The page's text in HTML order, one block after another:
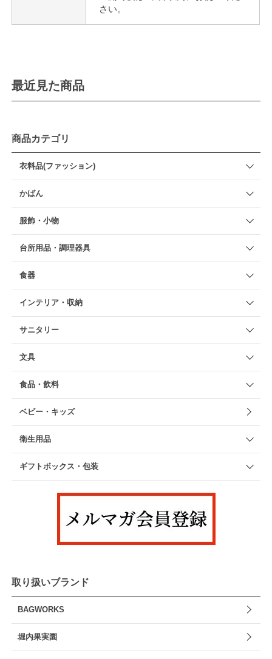
さい。
最近見た商品
商品カテゴリ
衣料品(ファッション)
かばん
服飾・小物
台所用品・調理器具
食器
インテリア・収納
サニタリー
文具
食品・飲料
ベビー・キッズ
衛生用品
ギフトボックス・包装
取り扱いブランド
BAGWORKS
堀内果実園